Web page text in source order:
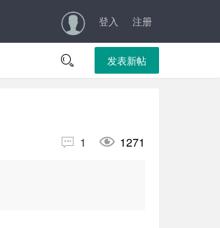
登入 注册
 发表新帖
 1  1271